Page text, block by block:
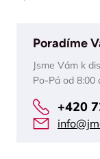
Poradíme
Jsme Vám k
Po-Pá od 8:00
+420